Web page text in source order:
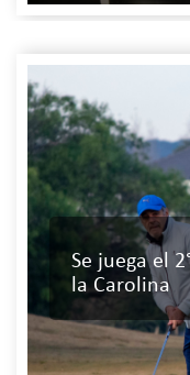
Se juega el
la Carolina